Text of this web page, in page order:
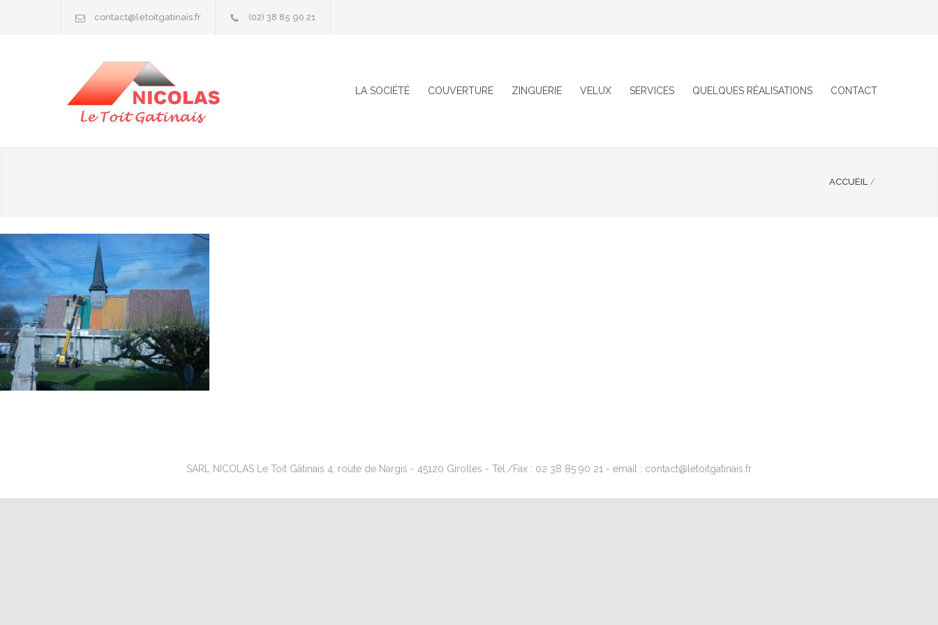
contact@letoitgatinais.fr (02) 38 85 90 21
LA SOCIÉTÉ COUVERTURE ZINGUERIE VELUX SERVICES QUELQUES RÉALISATIONS CONTACT
ACCUEIL /
SARL NICOLAS Le Toit Gâtinais 4, route de Nargis - 45120 Girolles - Tél./Fax : 02 38 85 90 21 - email : contact@letoitgatinais.fr